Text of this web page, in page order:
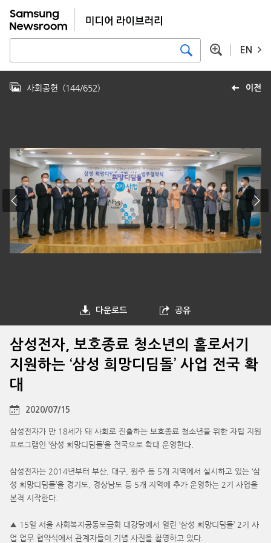
EN
이전
사회공헌 (144/652)
다운로드 공유
삼성전자, 보호종료 청소년의 홀로서기
지원하는 ‘삼성 희망디딤돌’ 사업 전국 확
대
2020/07/15
삼성전자가 만 18세가 돼 사회로 진출하는 보호종료 청소년을 위한 자립 지원
프로그램인 ‘삼성 희망디딤돌’을 전국으로 확대 운영한다.
삼성전자는 2014년부터 부산, 대구, 원주 등 5개 지역에서 실시하고 있는 ‘삼
성 희망디딤돌’을 경기도, 경상남도 등 5개 지역에 추가 운영하는 2기 사업을
본격 시작한다.
▲ 15일 서울 사회복지공동모금회 대강당에서 열린 ‘삼성 희망디딤돌’ 2기 사
업 업무 협약식에서 관계자들이 기념 사진을 촬영하고 있다.